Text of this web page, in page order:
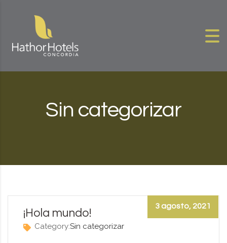
Sin categorizar
3 agosto, 2021
¡Hola mundo!
Category:Sin categorizar